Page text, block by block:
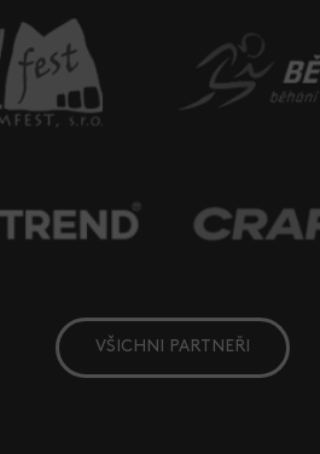
VŠICHNI PARTNEŘI